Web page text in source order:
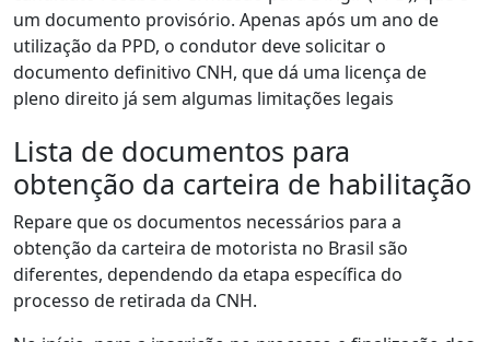
um documento provisório. Apenas após um ano de
utilização da PPD, o condutor deve solicitar o
documento definitivo CNH, que dá uma licença de
pleno direito já sem algumas limitações legais
Lista de documentos para
obtenção da carteira de habilitação
Repare que os documentos necessários para a
obtenção da carteira de motorista no Brasil são
diferentes, dependendo da etapa específica do
processo de retirada da CNH.